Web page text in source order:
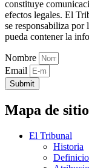
constituye
efectos legales. El
se responsabiliza por
pueda contener la
Nombre
Email
Submit
Mapa de sitio
El Tribunal
Historia